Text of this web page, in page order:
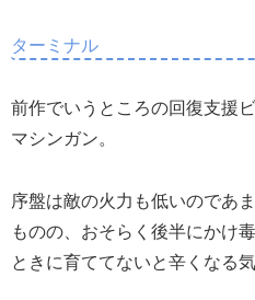
ターミナル
前作でいうところの回復支援
マシンガン。
序盤は敵の火力も低いのであ
ものの、おそらく後半にかけ
ときに育ててないと辛くなる気